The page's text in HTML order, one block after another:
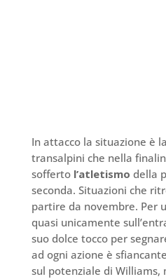
In attacco la situazione è
transalpini che nella
sofferto l’atletismo della
seconda. Situazioni che
partire da novembre. Per
quasi unicamente
suo dolce tocco per
ad ogni azione è
sul potenziale di